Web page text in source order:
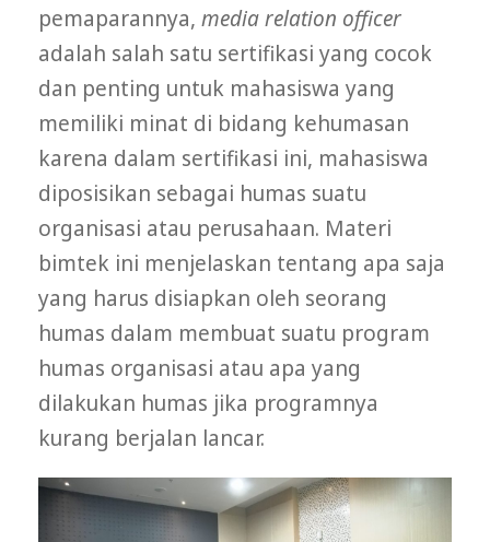
pemaparannya, media relation officer
adalah salah satu sertifikasi yang cocok
dan penting untuk mahasiswa yang
memiliki minat di bidang kehumasan
karena dalam sertifikasi ini, mahasiswa
diposisikan sebagai humas suatu
organisasi atau perusahaan. Materi
bimtek ini menjelaskan tentang apa saja
yang harus disiapkan oleh seorang
humas dalam membuat suatu program
humas organisasi atau apa yang
dilakukan humas jika programnya
kurang berjalan lancar.